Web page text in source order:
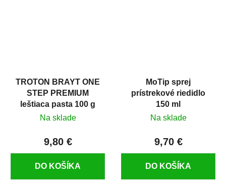
TROTON BRAYT ONE
STEP PREMIUM
leštiaca pasta 100 g
Na sklade
9,80 €
DO KOŠÍKA
MoTip sprej
prístrekové riedidlo
150 ml
Na sklade
9,70 €
DO KOŠÍKA